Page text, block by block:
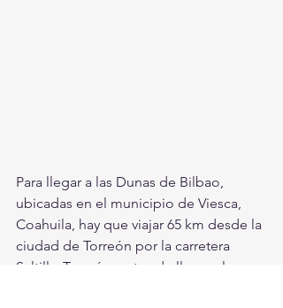
Para llegar a las Dunas de Bilbao,
ubicadas en el municipio de Viesca,
Coahuila, hay que viajar 65 km desde la
ciudad de Torreón por la carretera
Saltillo-Torreón, antes de llegar al